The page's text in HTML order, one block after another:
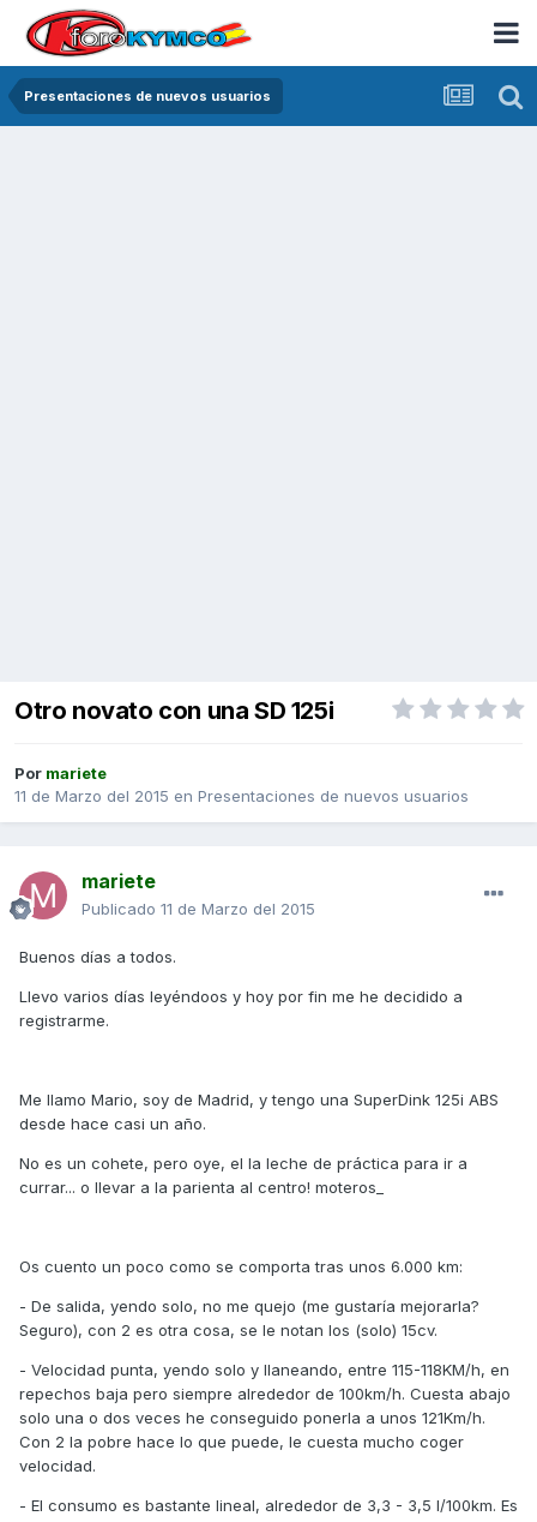
Presentaciones de nuevos usuarios
Otro novato con una SD 125i
Por mariete
11 de Marzo del 2015 en Presentaciones de nuevos usuarios
mariete
Publicado 11 de Marzo del 2015
Buenos días a todos.
Llevo varios días leyéndoos y hoy por fin me he decidido a
registrarme.
Me llamo Mario, soy de Madrid, y tengo una SuperDink 125i ABS
desde hace casi un año.
No es un cohete, pero oye, el la leche de práctica para ir a
currar... o llevar a la parienta al centro! moteros_
Os cuento un poco como se comporta tras unos 6.000 km:
- De salida, yendo solo, no me quejo (me gustaría mejorarla?
Seguro), con 2 es otra cosa, se le notan los (solo) 15cv.
- Velocidad punta, yendo solo y llaneando, entre 115-118KM/h, en
repechos baja pero siempre alrededor de 100km/h. Cuesta abajo
solo una o dos veces he conseguido ponerla a unos 121Km/h.
Con 2 la pobre hace lo que puede, le cuesta mucho coger
velocidad.
- El consumo es bastante lineal, alrededor de 3,3 - 3,5 l/100km. Es